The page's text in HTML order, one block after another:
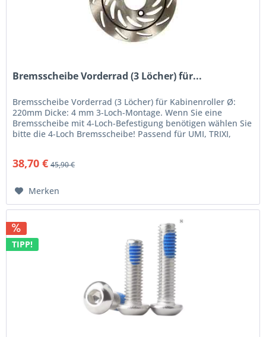
Bremsscheibe Vorderrad (3 Löcher) für...
Bremsscheibe Vorderrad (3 Löcher) für Kabinenroller Ø:
220mm Dicke: 4 mm 3-Loch-Montage. Wenn Sie eine
Bremsscheibe mit 4-Loch-Befestigung benötigen wählen Sie
bitte die 4-Loch Bremsscheibe! Passend für UMI, TRIXI,
38,70 € 45,90 €
Merken
TIPP!